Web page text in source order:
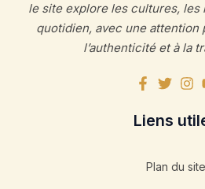
le site explore les cultures, les
quotidien, avec une attention
l’authenticité et à la
Liens
Plan du site